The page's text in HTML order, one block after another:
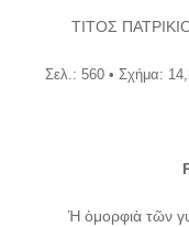
ΤΙΤΟΣ
Σελ.: 560 • Σχήμα:
Ἡ ὀμορφιὰ τῶν